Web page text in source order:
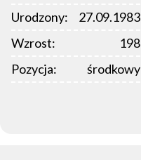
Urodzony:
27.09.1983
Wzrost:
198
Pozycja:
środkowy